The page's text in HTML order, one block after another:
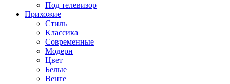
Под телевизор
Прихожие
Стиль
Классика
Современные
Модерн
Цвет
Белые
Венге